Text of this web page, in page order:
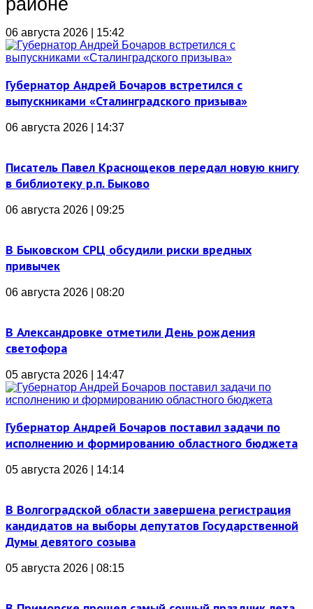
районе
06 августа 2026 | 15:42
Губернатор Андрей Бочаров встретился с
выпускниками «Сталинградского призыва»
06 августа 2026 | 14:37
Писатель Павел Краснощеков передал новую книгу
в библиотеку р.п. Быково
06 августа 2026 | 09:25
В Быковском СРЦ обсудили риски вредных
привычек
06 августа 2026 | 08:20
В Александровке отметили День рождения
светофора
05 августа 2026 | 14:47
Губернатор Андрей Бочаров поставил задачи по
исполнению и формированию областного бюджета
05 августа 2026 | 14:14
В Волгоградской области завершена регистрация
кандидатов на выборы депутатов Государственной
Думы девятого созыва
05 августа 2026 | 08:15